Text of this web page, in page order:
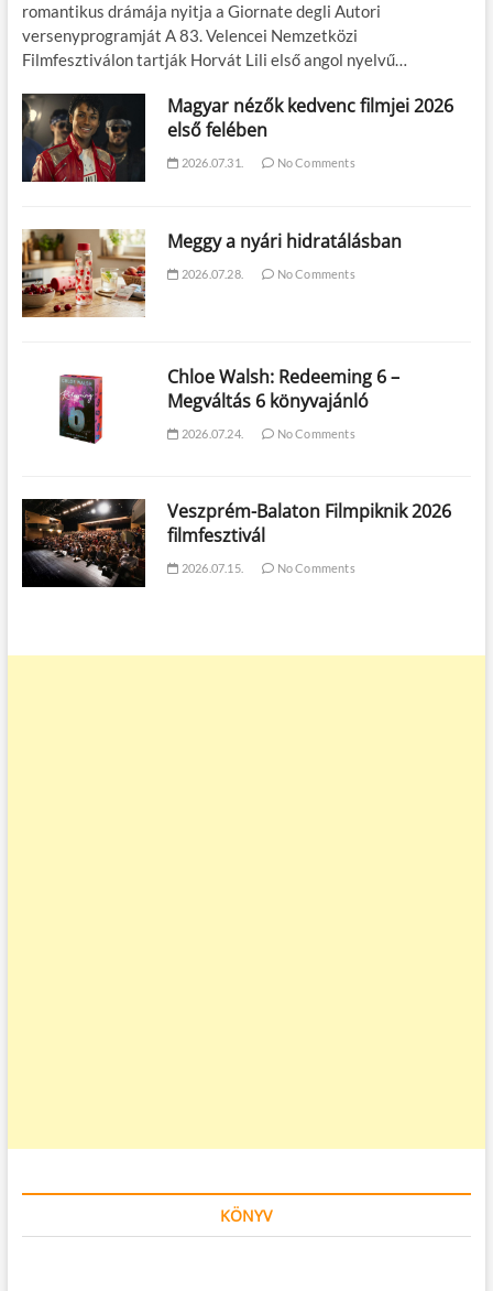
romantikus drámája nyitja a Giornate degli Autori
versenyprogramját A 83. Velencei Nemzetközi
Filmfesztiválon tartják Horvát Lili első angol nyelvű…
Magyar nézők kedvenc filmjei 2026
első felében
2026.07.31. No Comments
Meggy a nyári hidratálásban
2026.07.28. No Comments
Chloe Walsh: Redeeming 6 –
Megváltás 6 könyvajánló
2026.07.24. No Comments
Veszprém-Balaton Filmpiknik 2026
filmfesztivál
2026.07.15. No Comments
KÖNYV